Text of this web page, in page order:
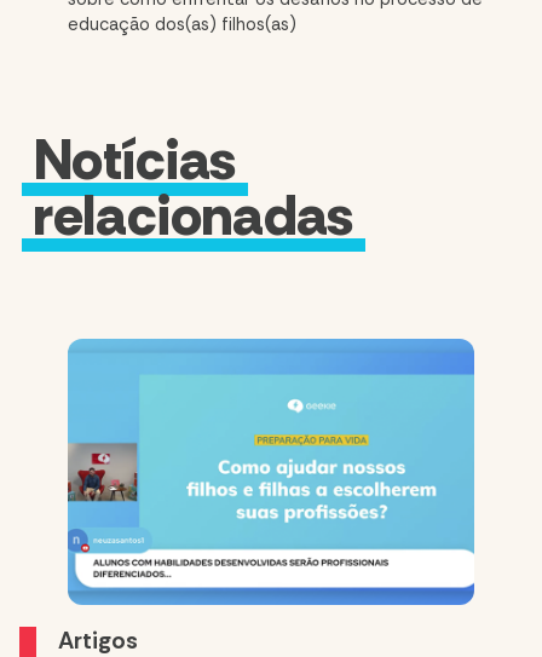
educação dos(as) filhos(as)
Notícias
relacionadas
Artigos